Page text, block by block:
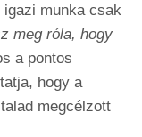
munka csak
meg róla, hogy
a pontos
hogy a
megcélzott